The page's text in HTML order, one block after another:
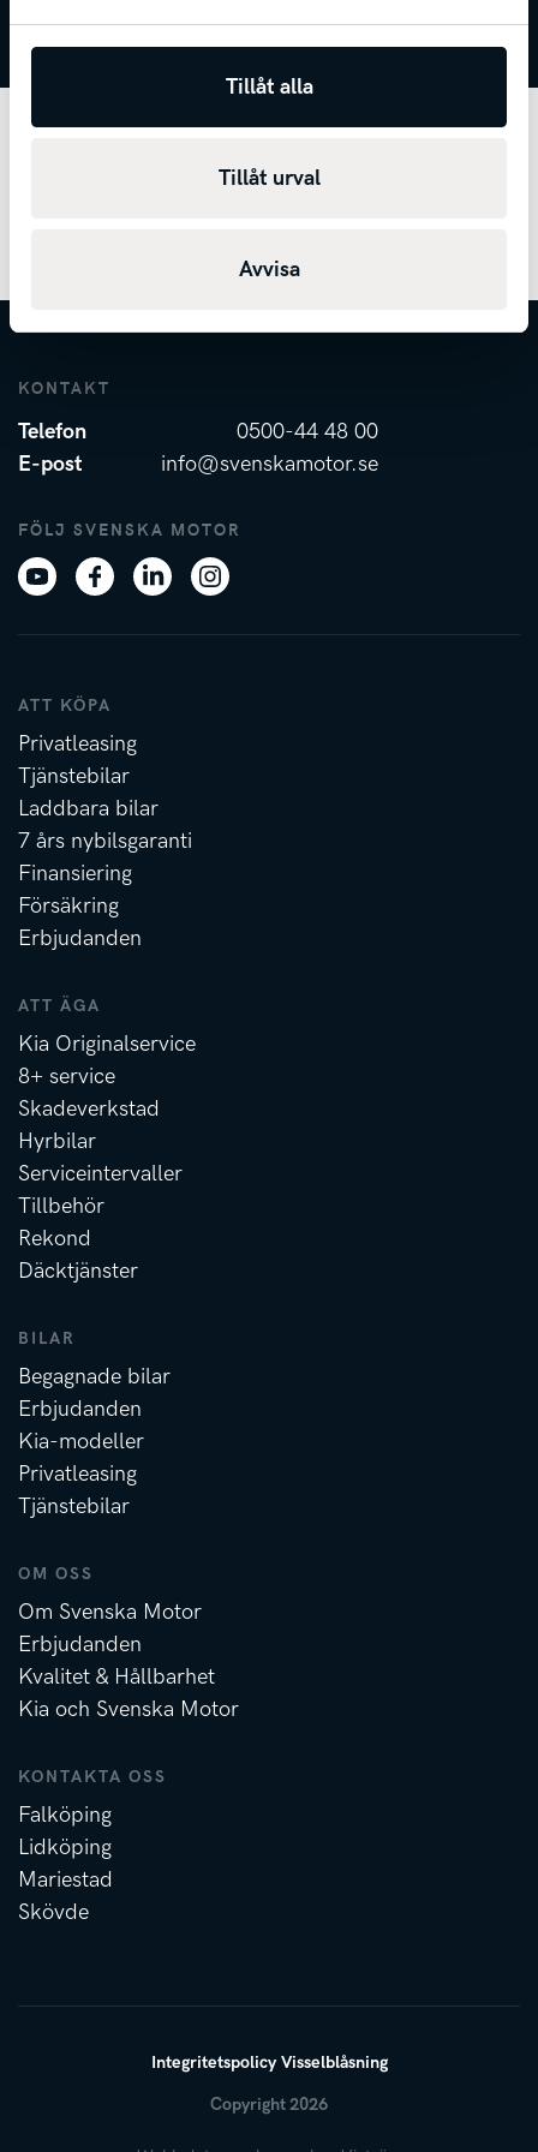
Tillåt alla
Tillåt urval
Avvisa
Kia EV4 Fastback
KONTAKT
Telefon
0500-44 48 00
E-post
info@svenskamotor.se
FÖLJ SVENSKA MOTOR
ATT KÖPA
Privatleasing
Tjänstebilar
Laddbara bilar
7 års nybilsgaranti
Finansiering
Försäkring
Erbjudanden
ATT ÄGA
Kia Originalservice
8+ service
Skadeverkstad
Hyrbilar
Serviceintervaller
Tillbehör
Rekond
Däcktjänster
BILAR
Begagnade bilar
Erbjudanden
Kia-modeller
Privatleasing
Tjänstebilar
OM OSS
Om Svenska Motor
Erbjudanden
Kvalitet & Hållbarhet
Kia och Svenska Motor
KONTAKTA OSS
Falköping
Lidköping
Mariestad
Skövde
Integritetspolicy Visselblåsning
Copyright 2026